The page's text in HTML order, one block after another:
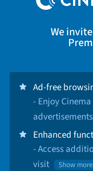
We
Ad-free
- Enjoy
advertisements
Enhanced
- Access
visit
Show more